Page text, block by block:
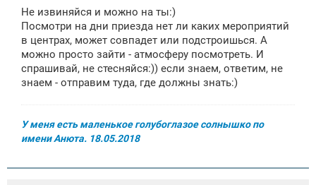
Не извиняйся и можно на ты:)
Посмотри на дни приезда нет ли каких мероприятий
в центрах, может совпадет или подстроишься. А
можно просто зайти - атмосферу посмотреть. И
спрашивай, не стесняйся:)) если знаем, ответим, не
знаем - отправим туда, где должны знать:)
У меня есть маленькое голубоглазое солнышко по
имени Анюта. 18.05.2018